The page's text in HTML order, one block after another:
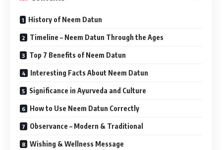
History of Neem Datun
Timeline – Neem Datun Through the Ages
Top 7 Benefits of Neem Datun
Interesting Facts About Neem Datun
Significance in Ayurveda and Culture
How to Use Neem Datun Correctly
Observance – Modern & Traditional
Wishing & Wellness Message